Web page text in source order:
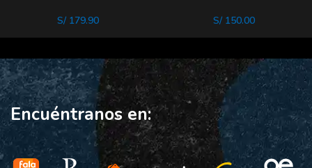
S/179.90 S/150.00
Encuéntranos en: